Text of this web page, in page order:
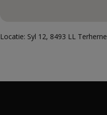
Locatie: Syl 12, 8493 LL Terherne